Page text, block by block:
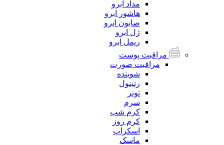
مداد ابرو
هاشور ابرو
صابون ابرو
ژل ابرو
ریمل ابرو
مراقبت پوست
مراقبت صورت
شوینده
رتینول
تونر
سرم
کرم شب
کرم روز
اسکراپ
ماسک